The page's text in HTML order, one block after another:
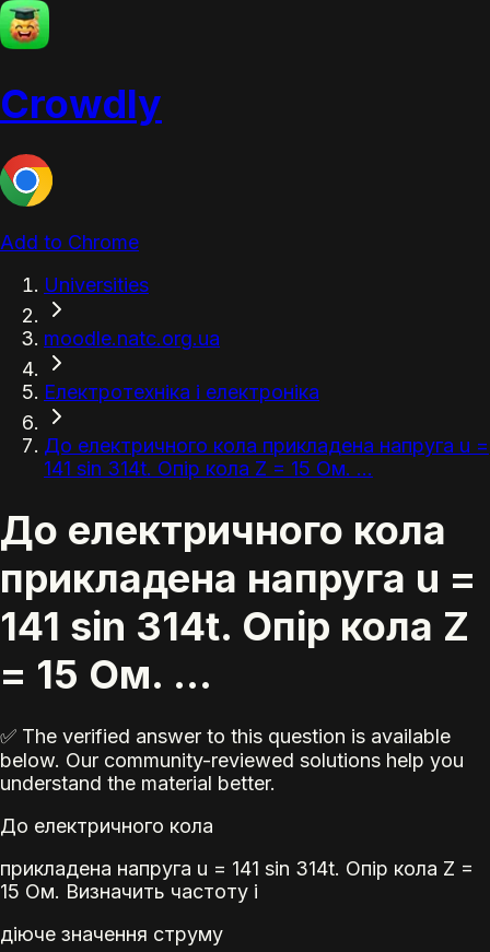
Crowdly
Add to Chrome
Universities
moodle.natc.org.ua
Електротехніка і електроніка
До електричного кола прикладена напруга u =
141 sin 314t. Опір кола Z = 15 Ом. ...
До електричного кола
прикладена напруга u =
141 sin 314t. Опір кола Z
= 15 Ом. ...
✅ The verified answer to this question is available
below. Our community-reviewed solutions help you
understand the material better.
До електричного кола
прикладена напруга u = 141 sin 314t. Опір кола Z =
15 Ом. Визначить частоту і
діюче значення струму